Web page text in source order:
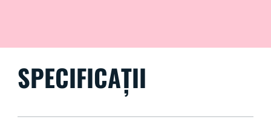
SPECIFICAȚII